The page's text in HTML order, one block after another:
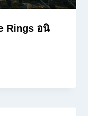
Rings อนิ